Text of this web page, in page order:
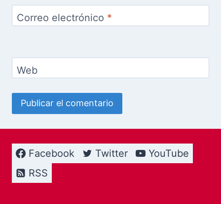
Correo electrónico *
Web
Facebook Twitter
YouTube
RSS